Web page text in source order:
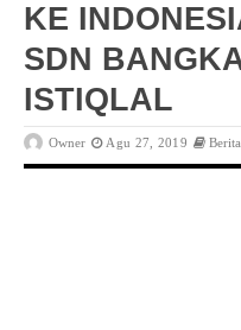
KE
SDN
ISTIQLAL
Owner Agu 27, 2019